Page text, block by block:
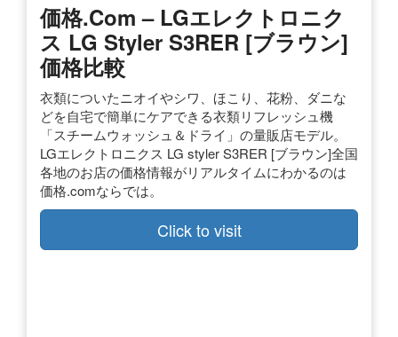
価格.com – LGエレクトロニク
ス LG Styler S3RER [ブラウン]
価格比較
衣類についたニオイやシワ、ほこり、花粉、ダニな
どを自宅で簡単にケアできる衣類リフレッシュ機
「スチームウォッシュ＆ドライ」の量販店モデル。
LGエレクトロニクス LG styler S3RER [ブラウン]全国
各地のお店の価格情報がリアルタイムにわかるのは
価格.comならでは。
Click to visit